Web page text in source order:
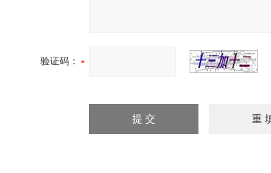
验证码：